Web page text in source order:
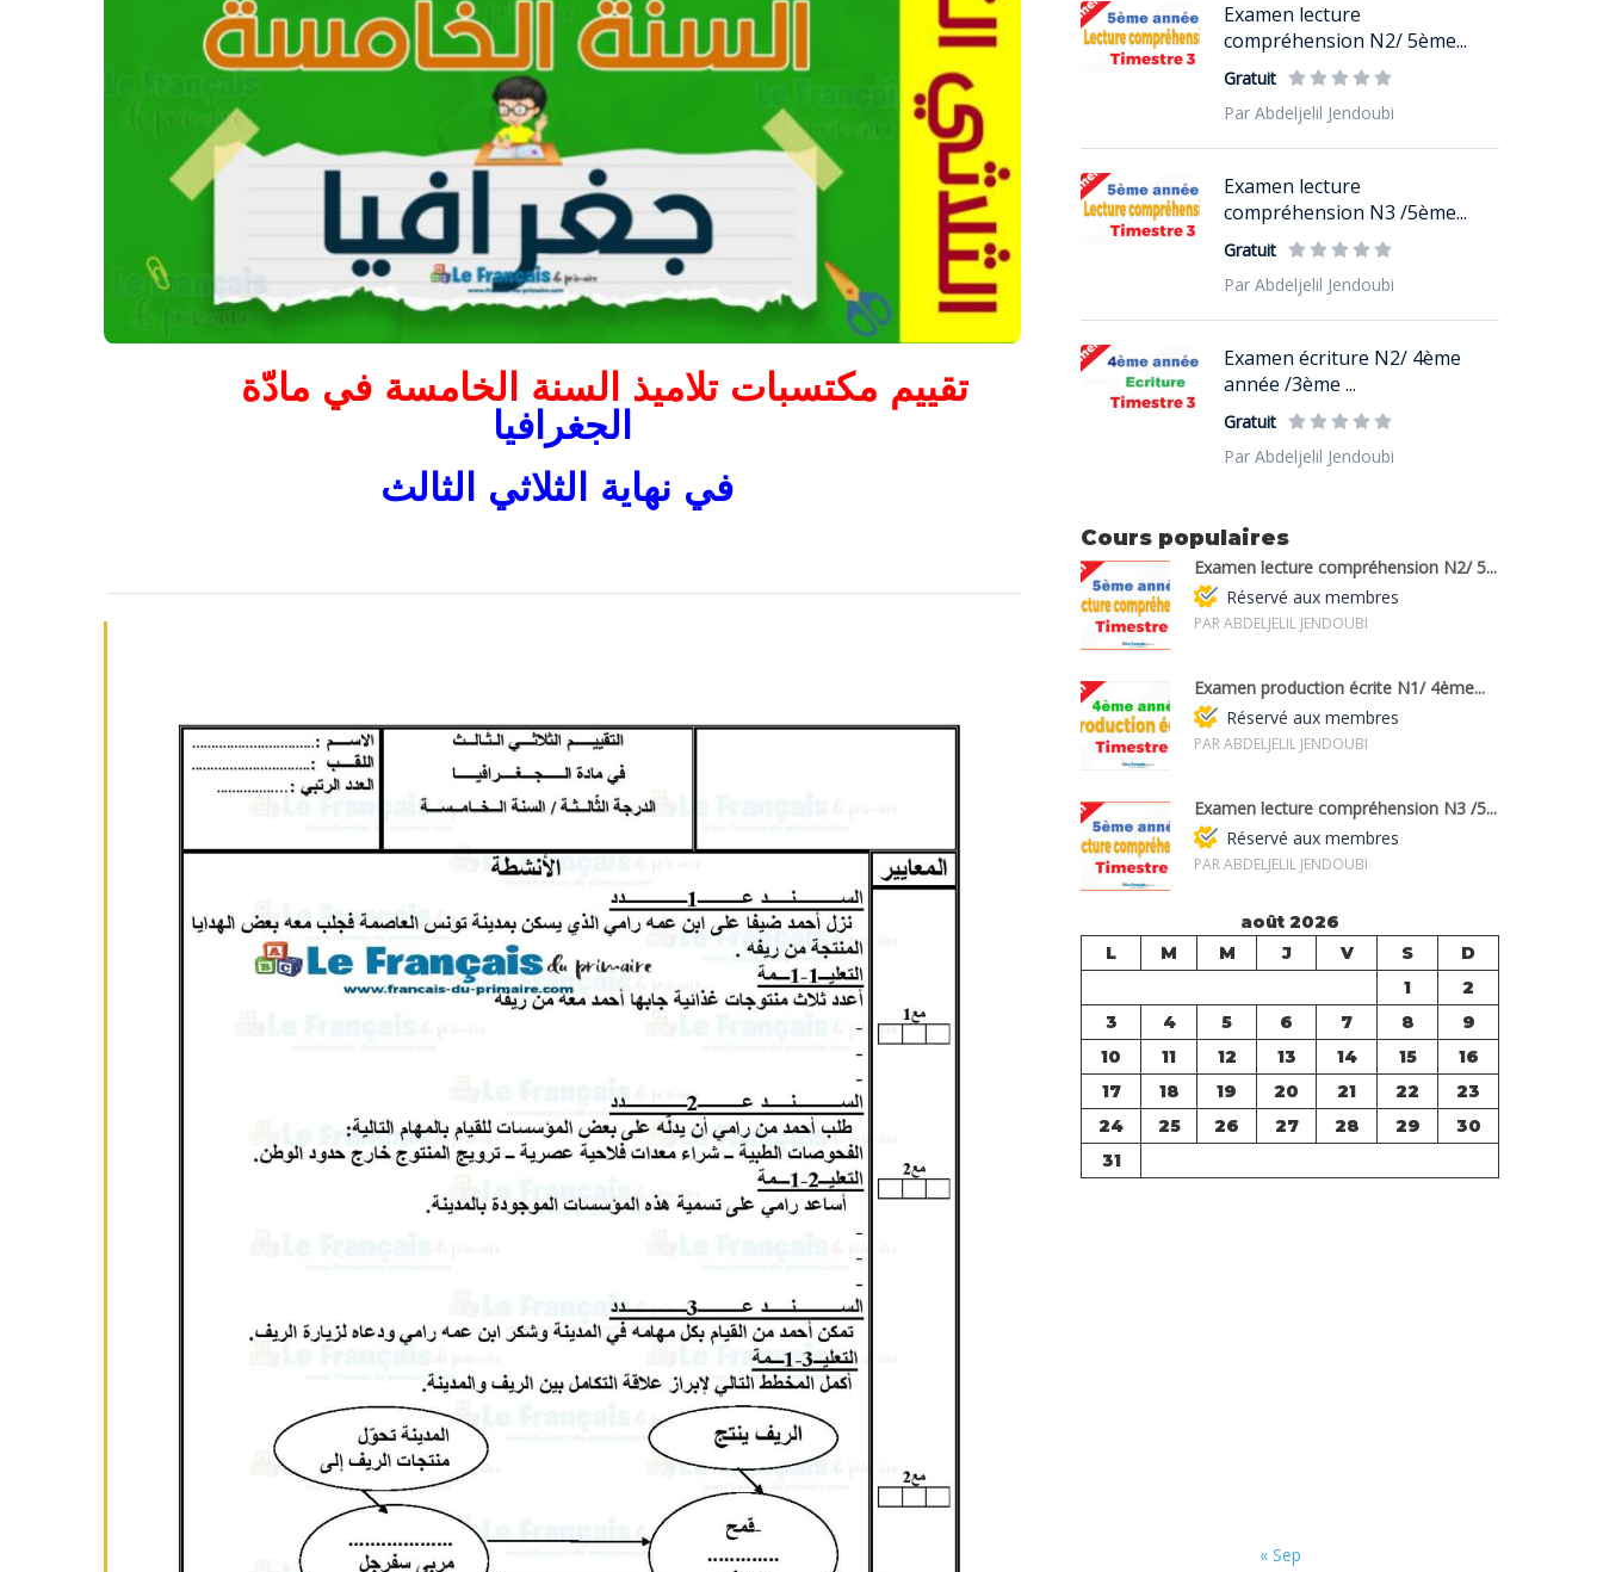
تقييم مكتسبات تلاميذ السنة الخامسة في مادّة
الجغرافيا
في نهاية الثلاثي الثالث
Examen lecture
compréhension N2/ 5ème...
Gratuit
Par Abdeljelil Jendoubi
Examen lecture
compréhension N3 /5ème...
Gratuit
Par Abdeljelil Jendoubi
Examen écriture N2/ 4ème
année /3ème ...
Gratuit
Par Abdeljelil Jendoubi
Cours populaires
Examen lecture compréhension N2/ 5...
Réservé aux membres
PAR ABDELJELIL JENDOUBI
Examen production écrite N1/ 4ème...
Réservé aux membres
PAR ABDELJELIL JENDOUBI
Examen lecture compréhension N3 /5...
Réservé aux membres
PAR ABDELJELIL JENDOUBI
août 2026
L
M M J V S
D
1
2
3
4 5 6 7 8
9
10
11 12 13 14 15
16
17
18 19 20 21 22
23
24
25 26 27 28 29
30
31
« Sep